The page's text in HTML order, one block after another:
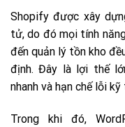
Shopify được xây
tử, do đó mọi tính
đến quản lý tồn kho
định. Đây là lợi thế
nhanh và hạn chế lỗi
Trong khi đó,